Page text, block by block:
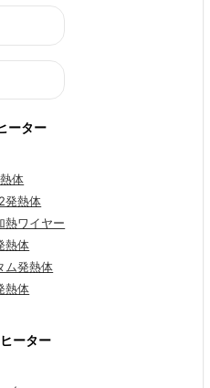
ーター
体
発熱体
熱ワイヤー
熱体
ム発熱体
熱体
ーター